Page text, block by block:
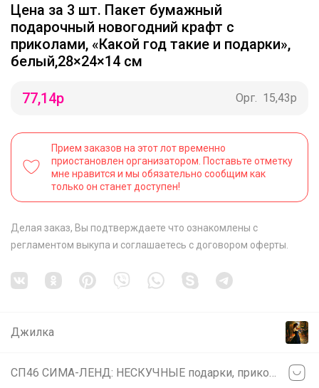
Цена за 3 шт. Пакет бумажный
подарочный новогодний крафт с
приколами, «Какой год такие и подарки»,
белый,28×24×14 см
77,14р Орг. 15,43р
Прием заказов на этот лот временно
приостановлен организатором. Поставьте отметку
мне нравится и мы обязательно сообщим как
только он станет доступен!
Делая заказ, Вы подтверждаете что ознакомлены с
регламентом выкупа и соглашаетесь с договором оферты
Джилка